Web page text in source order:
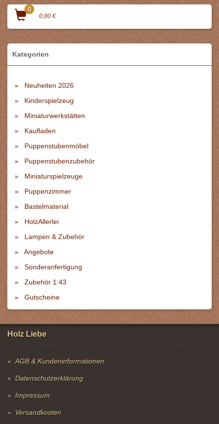
0
0,00 €
Kategorien
Neuheiten 2026
Kinderspielzeug
Miniaturwerkstätten
Kaufladen
Puppenstubenmöbel
Puppenstubenzubehör
Miniaturspielzeuge
Puppenzimmer
Bastelmaterial
HolzAllerlei
Lampen & Zubehör
Angebote
Sonderanfertigung
Zubehör 1:43
Gutscheine
Holz Liebe
AGB & Kundeninformationen
Datenschutzerklärung
Impressum
Versandkosten